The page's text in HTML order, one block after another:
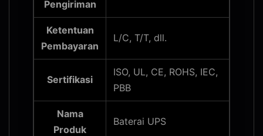
Pengiriman
Ketentuan
Pembayaran
L/C, T/T, dll.
Sertifikasi
ISO, UL, CE, ROHS, IEC,
PBB
Nama
Produk
Baterai UPS